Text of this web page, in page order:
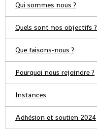
Qui sommes nous ?
Quels sont nos objectifs ?
Que faisons-nous ?
Pourquoi nous rejoindre ?
Instances
Adhésion et soutien 2024